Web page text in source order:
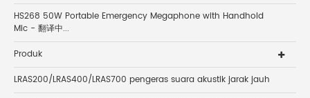
HS268 50W Portable Emergency Megaphone with Handhold
Mic - 翻译中...
Produk
LRAS200/LRAS400/LRAS700 pengeras suara akustik jarak jauh